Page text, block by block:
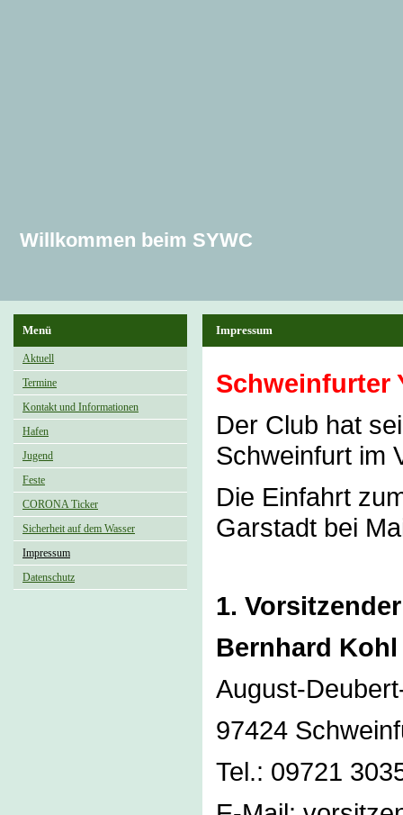
Willkommen beim SYWC
Menü
Aktuell
Termine
Kontakt und Informationen
Hafen
Jugend
Feste
CORONA Ticker
Sicherheit auf dem Wasser
Impressum
Datenschutz
Impressum
Schweinfurter
Der Club hat
Schweinfurt im
Die Einfahrt
Garstadt bei
1.
Bernhard Kohl
August-
97424
Tel.: 09721